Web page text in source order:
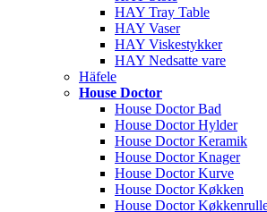
HAY Tray Table
HAY Vaser
HAY Viskestykker
HAY Nedsatte vare
Häfele
House Doctor
House Doctor Bad
House Doctor Hylder
House Doctor Keramik
House Doctor Knager
House Doctor Kurve
House Doctor Køkken
House Doctor